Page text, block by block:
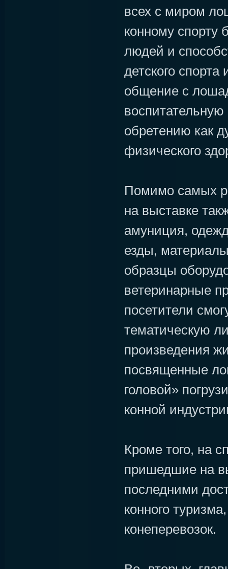
всех с миром
конному спорту
людей и
детского
общение с
воспитательную
обретению как
физического
Помимо самых
на выставке
амуниция,
езды,
образцы
ветеринарные
посетители
тематическую
произведения
посвященные
головой»
конной
Кроме того, на
пришедшие на
последними
конного
конеперевозок.